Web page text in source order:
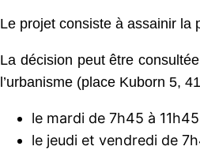
Le projet consiste à assainir la
La décision peut être
l’urbanisme (place Kuborn 5,
le mardi de 7h45 à
le jeudi et vendredi de